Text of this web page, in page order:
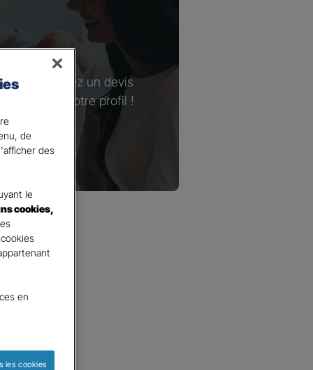
! Demandez un devis
selon votre profil !
de
des
le
cookies,
en
les cookies